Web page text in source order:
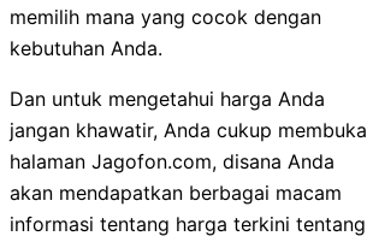
memilih mana yang cocok dengan
kebutuhan Anda.
Dan untuk mengetahui harga Anda
jangan khawatir, Anda cukup membuka
halaman Jagofon.com, disana Anda
akan mendapatkan berbagai macam
informasi tentang harga terkini tentang